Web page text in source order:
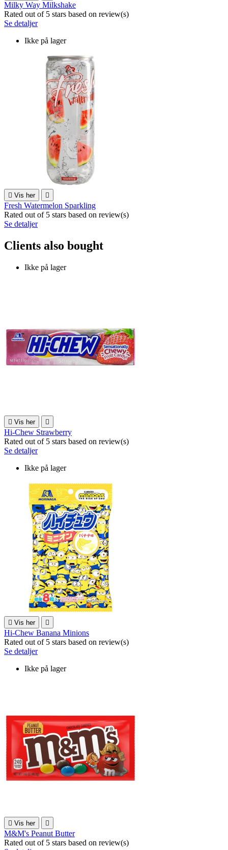
Milky Way Milkshake
Rated out of 5 stars based on review(s)
Se detaljer
Ikke på lager
 Vis her 
Fresh Watermelon Sparkling
Rated out of 5 stars based on review(s)
Se detaljer
Clients also bought
Ikke på lager
 Vis her 
Hi-Chew Strawberry
Rated out of 5 stars based on review(s)
Se detaljer
Ikke på lager
 Vis her 
Hi-Chew Banana Minions
Rated out of 5 stars based on review(s)
Se detaljer
Ikke på lager
 Vis her 
M&M's Peanut Butter
Rated out of 5 stars based on review(s)